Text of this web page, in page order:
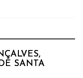
SANTA